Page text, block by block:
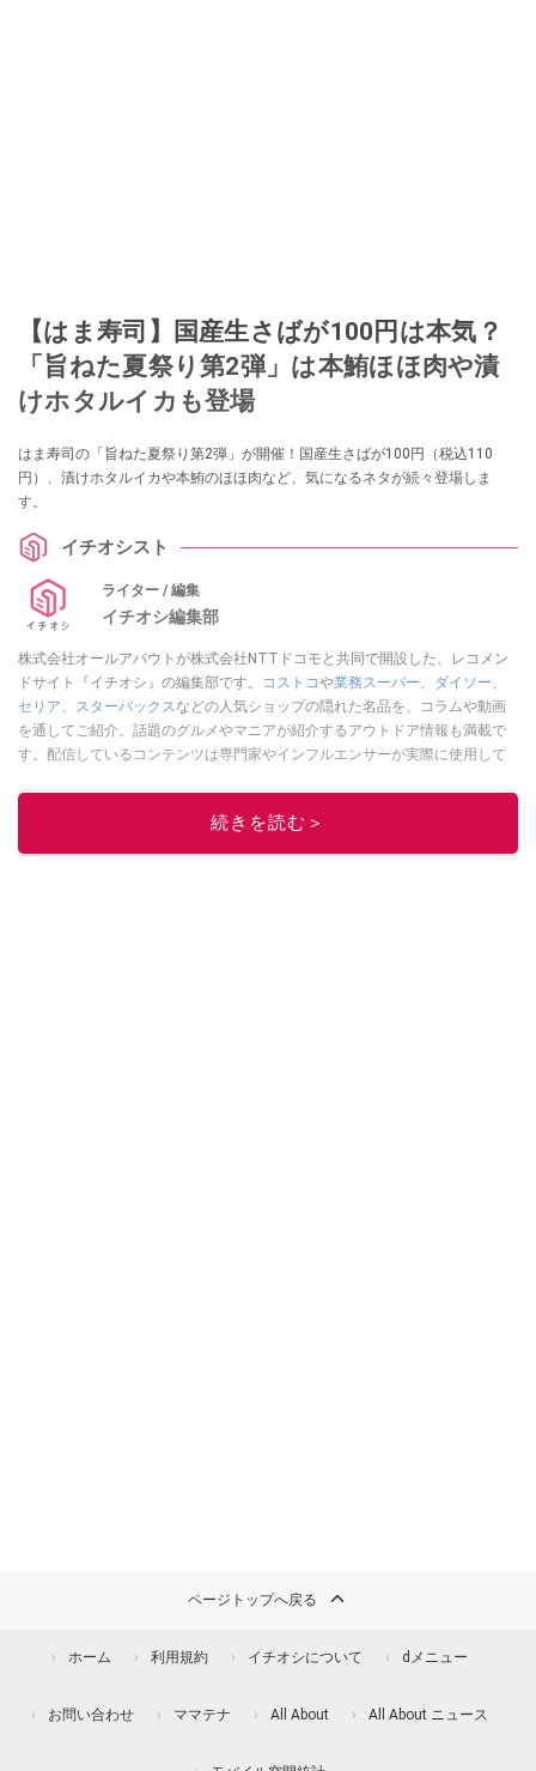
【はま寿司】国産生さばが100円は本気？
「旨ねた夏祭り第2弾」は本鮪ほほ肉や漬
けホタルイカも登場
はま寿司の「旨ねた夏祭り第2弾」が開催！国産生さばが100円（税込110
円）、漬けホタルイカや本鮪のほほ肉など、気になるネタが続々登場しま
す。
イチオシスト
ライター / 編集
イチオシ編集部
株式会社オールアバウトが株式会社NTTドコモと共同で開設した、レコメン
ドサイト『イチオシ』の編集部です。
コストコや業務スーパー、 ダイソー、
セリア、 スターバックスなどの人気ショップの隠れた名品を、コラムや動画
を通してご紹介。話題のグルメやマニアが紹介するアウトドア情報も満載で
す。配信しているコンテンツは専門家やインフルエンサーが実際に使用して
ニュースでフォロー
続きを読む＞
ページトップへ戻る
ホーム 利用規約 イチオシについて dメニュー
お問い合わせ ママテナ All About All About ニュース